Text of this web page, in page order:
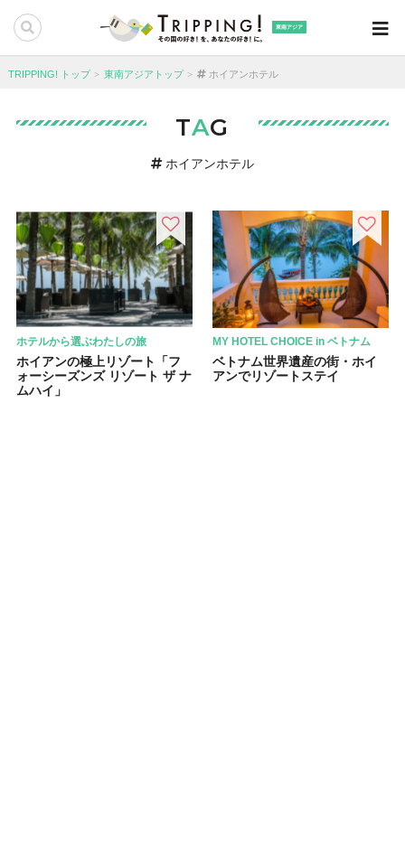
東南アジア
TRIPPING! トップ 東南アジアトップ ホイアンホテル
TAG
ホイアンホテル
ホテルから選ぶわたしの旅
ホイアンの極上リゾート「フ
ォーシーズンズ リゾート ザ ナ
ムハイ」
MY HOTEL CHOICE in ベトナム
ベトナム世界遺産の街・ホイ
アンでリゾートステイ